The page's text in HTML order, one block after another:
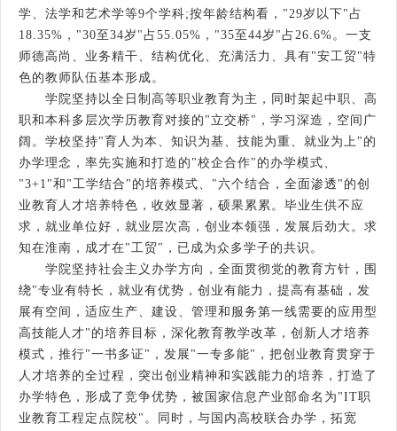
学、法学和艺术学等9个学科;按年龄结构看，"29岁以下"占
18.35%，"30至34岁"占55.05%，"35至44岁"占26.6%。一支
师德高尚、业务精干、结构优化、充满活力、具有"安工贸"特
色的教师队伍基本形成。
学院坚持以全日制高等职业教育为主，同时架起中职、高
职和本科多层次学历教育对接的"立交桥"，学习深造，空间广
阔。学校坚持"育人为本、知识为基、技能为重、就业为上"的
办学理念，率先实施和打造的"校企合作"的办学模式、
"3+1"和"工学结合"的培养模式、"六个结合，全面渗透"的创
业教育人才培养特色，收效显著，硕果累累。毕业生供不应
求，就业单位好，就业层次高，创业本领强，发展后劲大。求
知在淮南，成才在"工贸"，已成为众多学子的共识。
学院坚持社会主义办学方向，全面贯彻党的教育方针，围
绕"专业有特长，就业有优势，创业有能力，提高有基础，发
展有空间，适应生产、建设、管理和服务第一线需要的应用型
高技能人才"的培养目标，深化教育教学改革，创新人才培养
模式，推行"一书多证"，发展"一专多能"，把创业教育贯穿于
人才培养的全过程，突出创业精神和实践能力的培养，打造了
办学特色，形成了竞争优势，被国家信息产业部命名为"IT职
业教育工程定点院校"。同时，与国内高校联合办学，拓宽